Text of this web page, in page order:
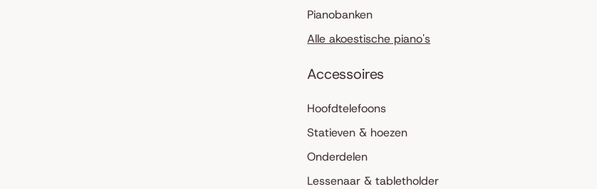
Pianobanken
Alle akoestische piano's
Accessoires
Hoofdtelefoons
Statieven & hoezen
Onderdelen
Lessenaar & tabletholder